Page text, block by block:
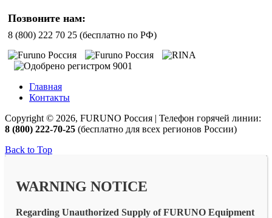
Позвоните нам:
8 (800) 222 70 25 (бесплатно по РФ)
Главная
Контакты
Copyright © 2026, FURUNO Россия | Телефон горячей линии:
8 (800) 222-70-25 (бесплатно для всех регионов России)
Back to Top
WARNING NOTICE
Regarding Unauthorized Supply of FURUNO Equipment